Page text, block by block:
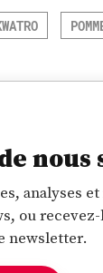
analyses
ou
newsletter.